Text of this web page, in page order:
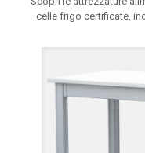
celle frigo certificate,